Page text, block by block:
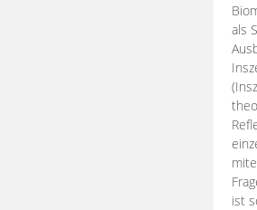
als
ist